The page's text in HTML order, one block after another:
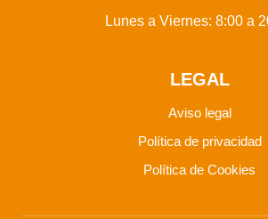
Lunes a Viernes: 8:00 a
LEGAL
Aviso legal
Política de privacidad
Política de Cookies